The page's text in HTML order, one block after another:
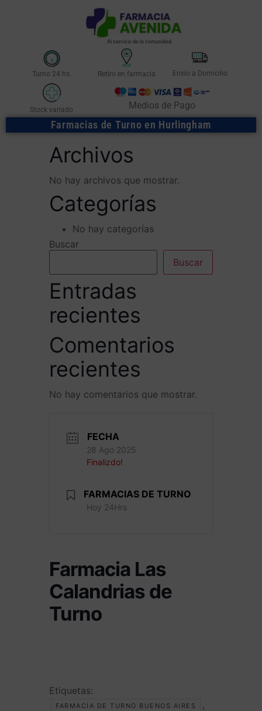
Al servicio de la comunidad
Turno 24 hs. Retiro en farmacia Envío a Domicilio
Stock variado Medios de Pago
Farmacias de Turno en Hurlingham
Archivos
No hay archivos que mostrar.
Categorías
No hay categorías
Buscar
Buscar
Entradas
recientes
Comentarios
recientes
No hay comentarios que mostrar.
FECHA
28 Ago 2025
Finalizdo!
FARMACIAS DE TURNO
Hoy 24Hrs
Farmacia Las
Calandrias de
Turno
Etiquetas:
FARMACIA DE TURNO BUENOS AIRES ,